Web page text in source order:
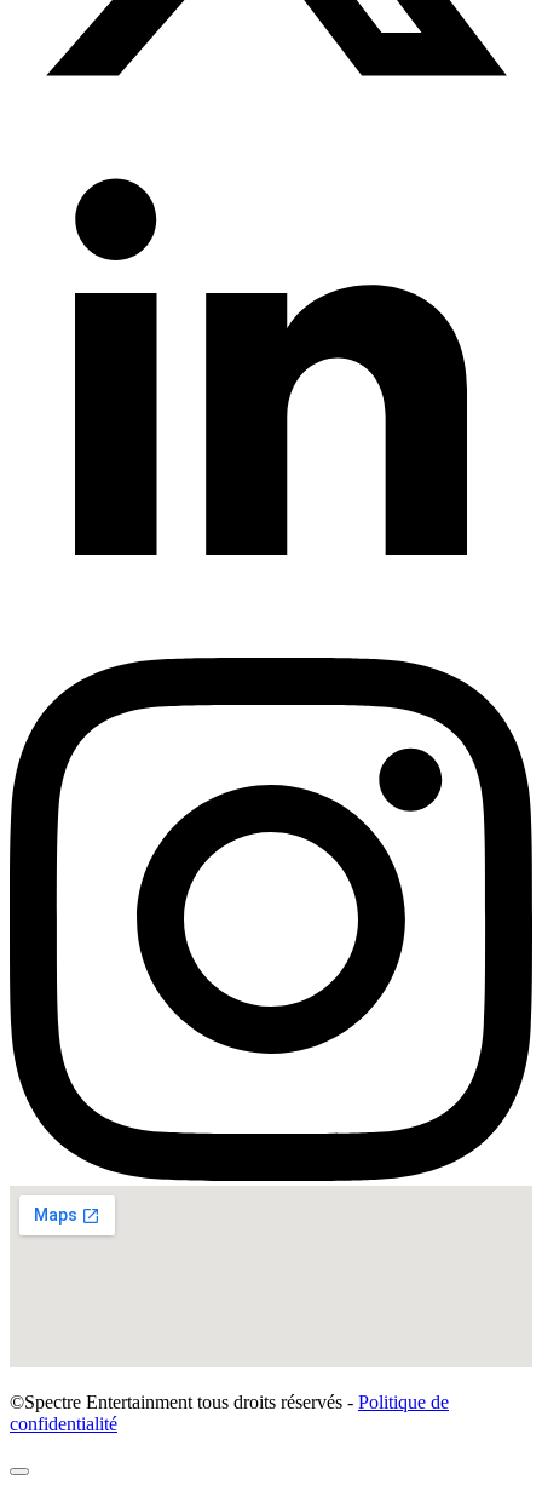
©Spectre Entertainment tous droits réservés - Politique de
confidentialité